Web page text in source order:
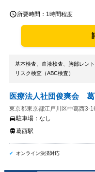
所要時間： 1時間程度
基本検査、血液検査、胸部レン
リスク検査（ABC検査）
医療法人社団俊爽会 葛
東京都東京都江戸川区中葛西3-
駐車場： なし
葛西駅
オンライン決済対応